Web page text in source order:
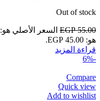
Out of stock
EGP55.00 السعر الأصلي هو: EGP 55.00.
هو: EGP 45.00.
قراءة المزيد
-6%
Compare
Quick view
Add to wishlist